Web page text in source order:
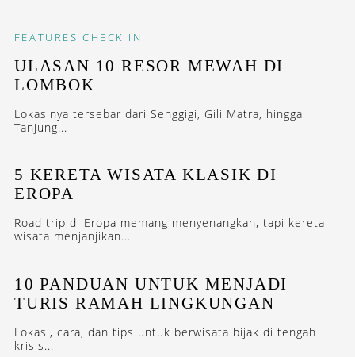
FEATURES CHECK IN
ULASAN 10 RESOR MEWAH DI
LOMBOK
Lokasinya tersebar dari Senggigi, Gili Matra, hingga
Tanjung...
5 KERETA WISATA KLASIK DI
EROPA
Road trip di Eropa memang menyenangkan, tapi kereta
wisata menjanjikan...
10 PANDUAN UNTUK MENJADI
TURIS RAMAH LINGKUNGAN
Lokasi, cara, dan tips untuk berwisata bijak di tengah
krisis...